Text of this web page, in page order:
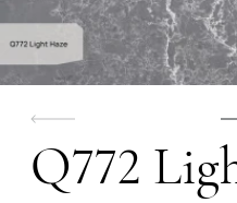
Q772